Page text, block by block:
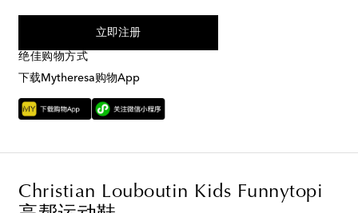
立即注册
绝佳购物方式
下载Mytheresa购物App
Christian Louboutin Kids Funnytopi